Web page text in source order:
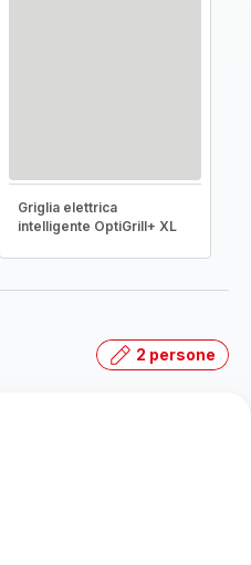
Griglia elettrica
intelligente OptiGrill+ XL
2 persone